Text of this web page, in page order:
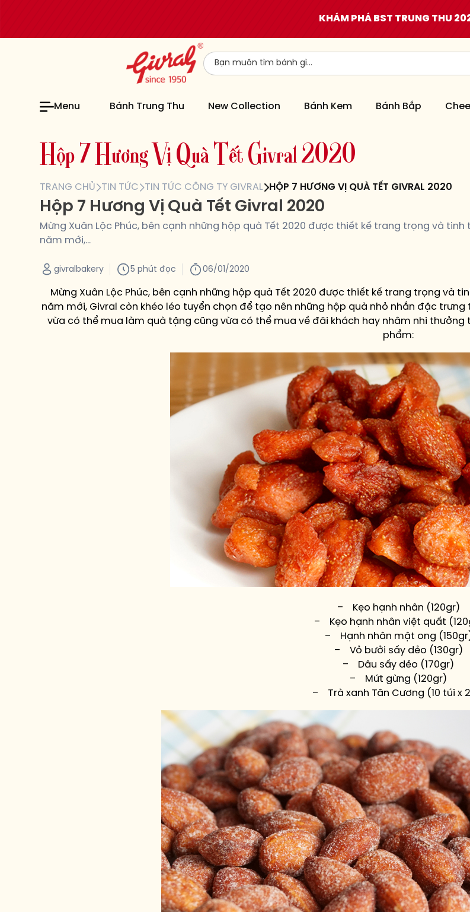
KHÁM PHÁ BST TRUNG THU
Menu Bánh Trung Thu New Collection Bánh Kem Bánh Bắp
H ộp 7 H ương Vị Quà ết Givral 2020
TRANG CHỦ TIN TỨC TIN TỨC CÔNG TY GIVRAL HỘP 7 HƯƠNG VỊ QUÀ TẾT GIVRAL 2020
Hộp 7 Hương Vị Quà Tết Givral 2020
Mừng Xuân Lộc Phúc, bên cạnh những hộp quà Tết 2020 được thiết kế trang trọng và
năm mới,…
givralbakery 5 phút đọc 06/01/2020
Mừng Xuân Lộc Phúc, bên cạnh những hộp quà Tết 2020 được thiết kế trang trọng và
năm mới, Givral còn khéo léo tuyển chọn để tạo nên những hộp quà nhỏ nhắn đặc
vừa có thể mua làm quà tặng cũng vừa có thể mua về đãi khách hay nhâm nhi
phẩm:
– Kẹo hạnh nhân (120gr)
– Kẹo hạnh nhân việt quất
– Hạnh nhân mật ong
– Vỏ bưởi sấy dẻo (130gr)
– Dâu sấy dẻo (170gr)
– Mứt gừng (120gr)
– Trà xanh Tân Cương (10 túi x